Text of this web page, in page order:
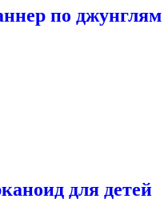
по джунглям
для детей